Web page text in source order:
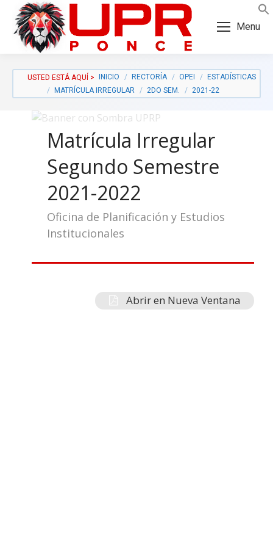
Skip
Content
Skip
navigation
Menu
INICIO RECTORÍA OPEI
ESTADÍSTICAS
MATRÍCULA IRREGULAR
2DO SEM. 2021-22
Matrícula Irregular
Segundo Semestre
2021-2022
Oficina de Planificación y Estudios
Institucionales
Abrir en Nueva Ventana